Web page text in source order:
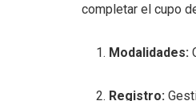
completar el cupo
Modalidades:
Registro: